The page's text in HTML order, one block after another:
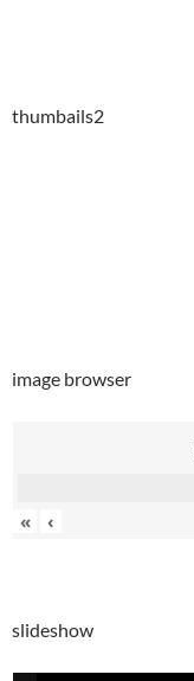
thumbails2
image browser
« ‹
slideshow